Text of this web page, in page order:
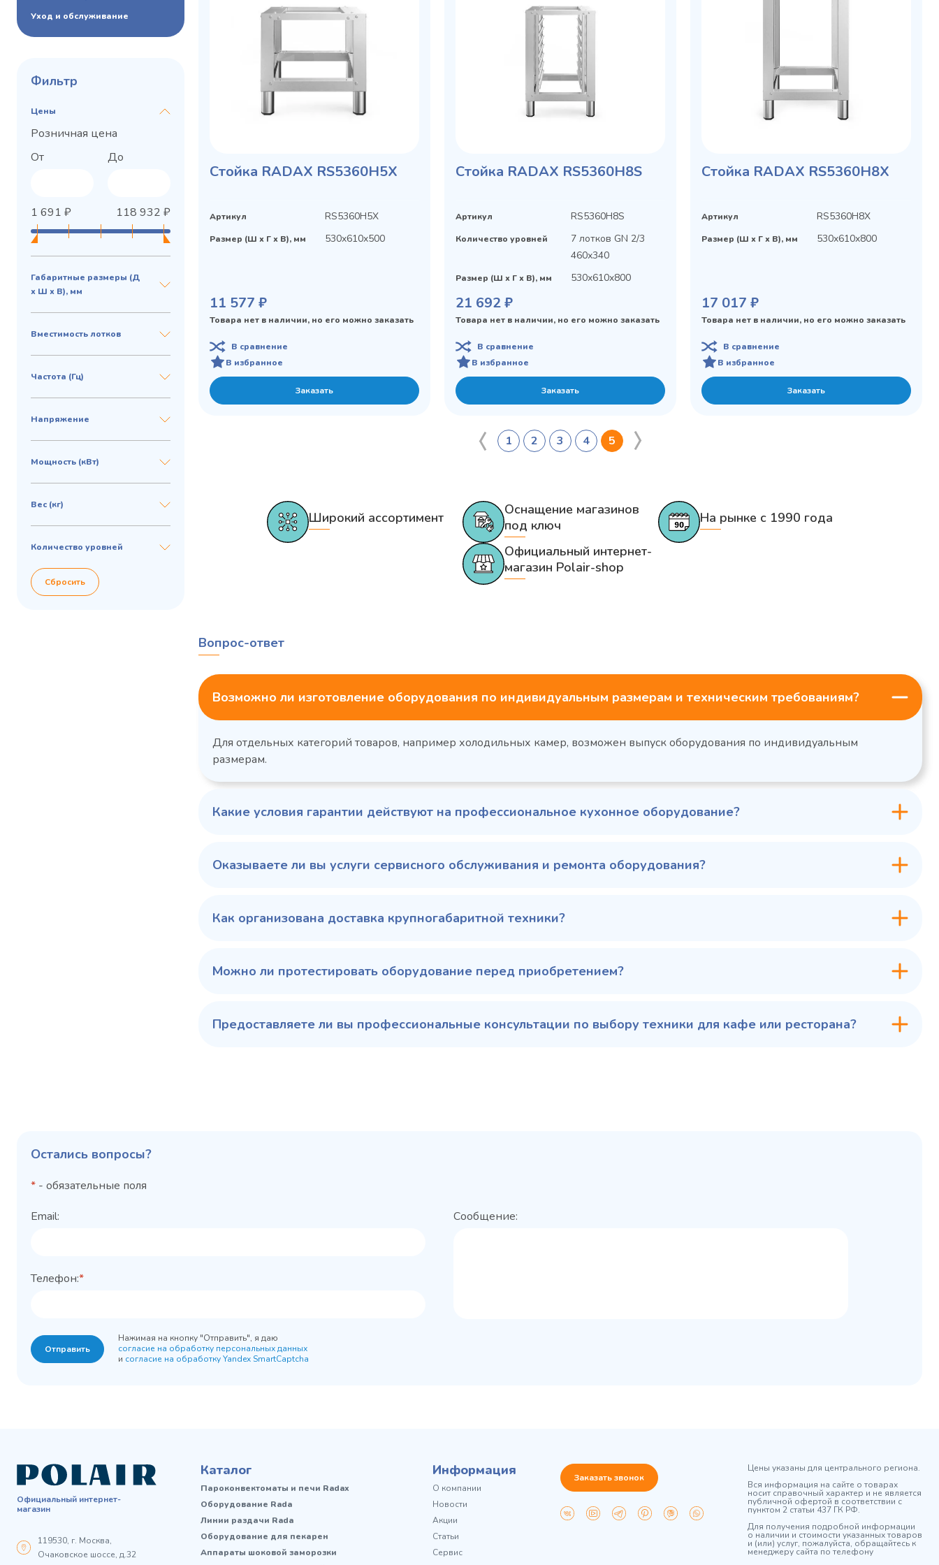
Уход и обслуживание
Фильтр
Цены
Розничная цена
От
До
1 691 ₽ 118 932 ₽
Габаритные размеры (Д
х Ш х В), мм
Вместимость лотков
Частота (Гц)
Напряжение
Мощность (кВт)
Вес (кг)
Количество уровней
Сбросить
Cтойка RADAX RS5360H5X
Артикул RS5360H5X
Размер (Ш х Г х В), мм 530x610x500
11 577 ₽
Товара нет в наличии, но его можно заказать
В сравнение
В избранное
Заказать
Cтойка RADAX RS5360H8S
Артикул RS5360H8S
Количество уровней
7 лотков GN 2/3
460х340
Размер (Ш х Г х В), мм 530x610x800
21 692 ₽
Товара нет в наличии, но его можно заказать
В сравнение
В избранное
Заказать
Cтойка RADAX RS5360H8X
Артикул RS5360H8X
Размер (Ш х Г х В), мм 530x610x800
17 017 ₽
Товара нет в наличии, но его можно заказать
В сравнение
В избранное
Заказать
1 2 3 4 5
Широкий ассортимент
Оснащение магазинов
под ключ
На рынке с 1990 года
Официальный интернет-
магазин Polair-shop
Вопрос-ответ
Возможно ли изготовление оборудования по индивидуальным размерам и техническим требованиям?
Для отдельных категорий товаров, например холодильных камер, возможен выпуск оборудования по индивидуальным
размерам.
Какие условия гарантии действуют на профессиональное кухонное оборудование?
Оказываете ли вы услуги сервисного обслуживания и ремонта оборудования?
Как организована доставка крупногабаритной техники?
Можно ли протестировать оборудование перед приобретением?
Предоставляете ли вы профессиональные консультации по выбору техники для кафе или ресторана?
Остались вопросы?
* - обязательные поля
Email:
Телефон:*
Сообщение:
Отправить
Нажимая на кнопку "Отправить", я даю
согласие на обработку персональных данных
и согласие на обработку Yandex SmartCaptcha
Официальный интернет-
магазин
119530, г. Москва,
Очаковское шоссе, д.32
Каталог
Пароконвектоматы и печи Radax
Оборудование Rada
Линии раздачи Rada
Оборудование для пекарен
Аппараты шоковой заморозки
Информация
О компании
Новости
Акции
Статьи
Сервис
Заказать звонок
Цены указаны для центрального региона.
Вся информация на сайте о товарах
носит справочный характер и не является
публичной офертой в соответствии с
пунктом 2 статьи 437 ГК РФ.
Для получения подробной информации
о наличии и стоимости указанных товаров
и (или) услуг, пожалуйста, обращайтесь к
менеджеру сайта по телефону
Privacy notice